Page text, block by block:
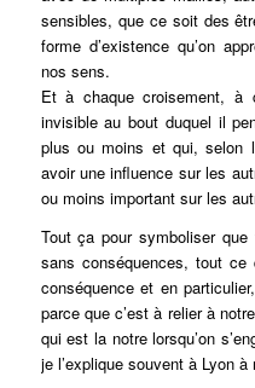
sensibles, que ce soit des
forme d’existence qu’on
nos sens.
Et à chaque croisement,
invisible au bout duquel il
plus ou moins et qui, selon
avoir une influence sur les
ou moins important sur les
Tout ça pour symboliser
sans conséquences, tout
conséquence et en
parce que c’est à relier à
qui est la notre lorsqu’on
je l’explique souvent à Lyon